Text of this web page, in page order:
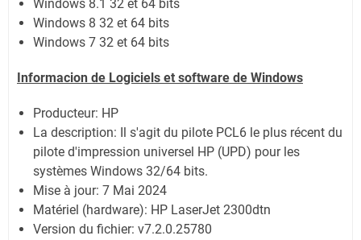
Windows 8.1 32 et 64 bits
Windows 8 32 et 64 bits
Windows 7 32 et 64 bits
Informacion de Logiciels et software de Windows
Producteur: HP
La description:
Il s'agit du pilote PCL6 le plus récent du
pilote d'impression universel HP (UPD) pour les
systèmes Windows 32/64 bits.
Mise à jour: 7 Mai 2024
Matériel (hardware): HP LaserJet 2300dtn
Version du fichier: v7.2.0.25780